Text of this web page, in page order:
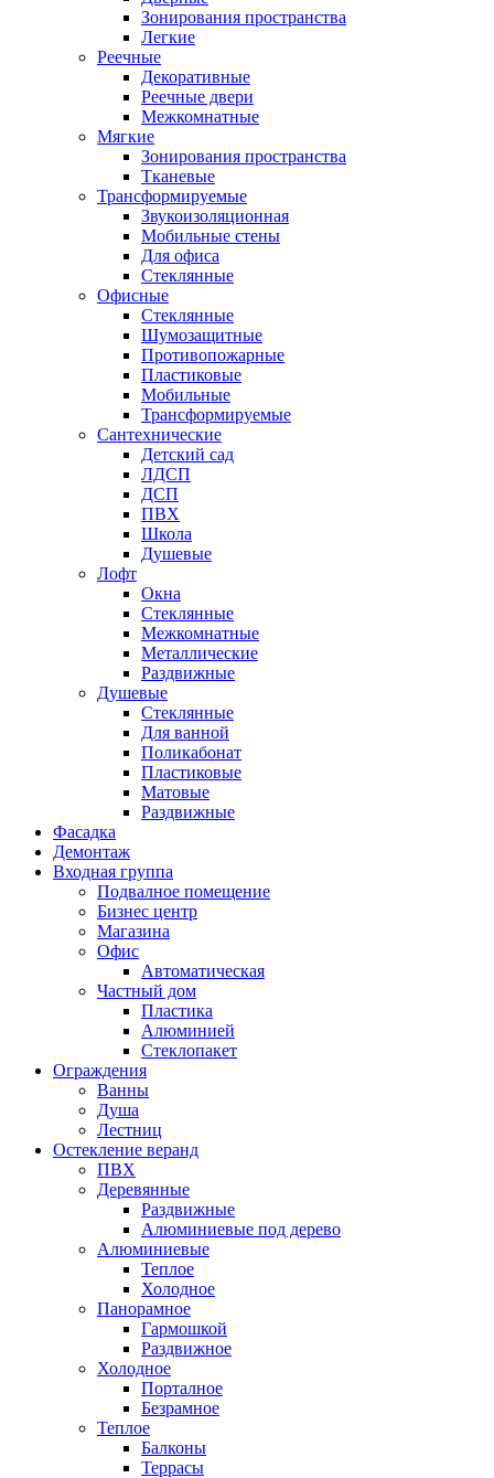
Зонирования пространства
Легкие
Реечные
Декоративные
Реечные двери
Межкомнатные
Мягкие
Зонирования пространства
Тканевые
Трансформируемые
Звукоизоляционная
Мобильные стены
Для офиса
Стеклянные
Офисные
Стеклянные
Шумозащитные
Противопожарные
Пластиковые
Мобильные
Трансформируемые
Сантехнические
Детский сад
ЛДСП
ДСП
ПВХ
Школа
Душевые
Лофт
Окна
Стеклянные
Межкомнатные
Металлические
Раздвижные
Душевые
Стеклянные
Для ванной
Поликабонат
Пластиковые
Матовые
Раздвижные
Фасадка
Демонтаж
Входная группа
Подвалное помещение
Бизнес центр
Магазина
Офис
Автоматическая
Частный дом
Пластика
Алюминией
Стеклопакет
Ограждения
Ванны
Душа
Лестниц
Остекление веранд
ПВХ
Деревянные
Раздвижные
Алюминиевые под дерево
Алюминиевые
Теплое
Холодное
Панорамное
Гармошкой
Раздвижное
Холодное
Порталное
Безрамное
Теплое
Балконы
Террасы